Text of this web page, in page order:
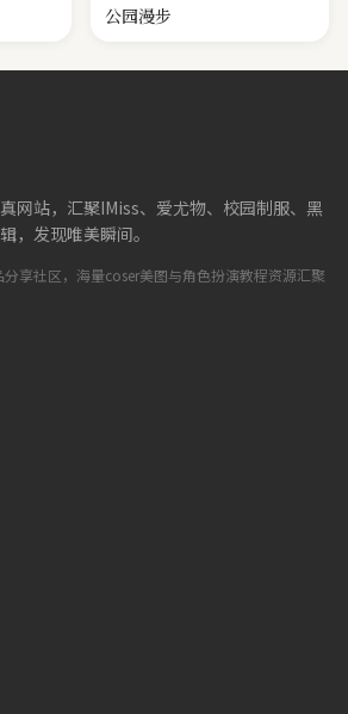
公园漫步
网站，汇聚IMiss、爱尤物、校园制服、黑
，发现唯美瞬间。
享社区，海量coser美图与角色扮演教程资源汇聚